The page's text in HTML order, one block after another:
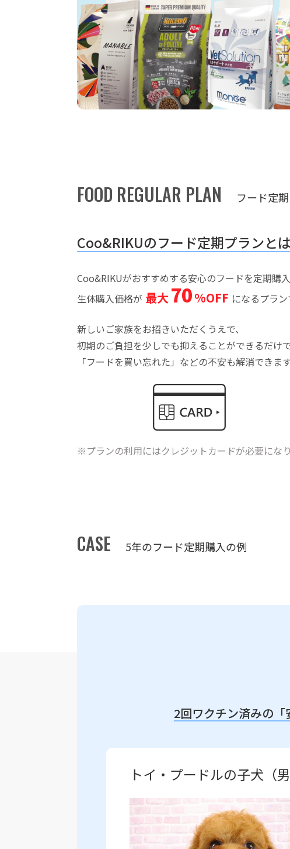
FOOD REGULAR PLAN フード定
Coo&RIKUのフード定期プランと
Coo&RIKUがおすすめする安心のフードを定期購
生体購入価格が 最大 70%OFF になるプラン
新しいご家族をお招きいただくうえで、
初期のご負担を少しでも抑えることができるだけで
「フードを買い忘れた」などの不安も解消できます
※プランの利用にはクレジットカードが必要になり
CASE 5年のフード定期購入の例
2回ワクチン済みの
トイ・プードルの子犬